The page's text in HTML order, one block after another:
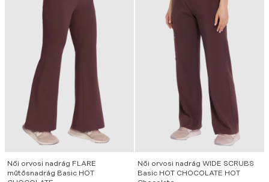
Női orvosi nadrág FLARE
műtősnadrág Basic HOT
Női orvosi nadrág WIDE SCRUBS
Basic HOT CHOCOLATE HOT